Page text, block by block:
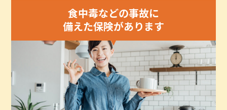
食中毒などの事故に
備えた保険があります